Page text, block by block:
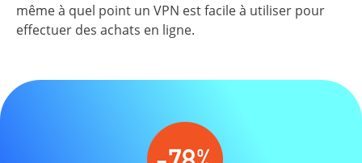
même à quel point un VPN est facile à utiliser pour
effectuer des achats en ligne.